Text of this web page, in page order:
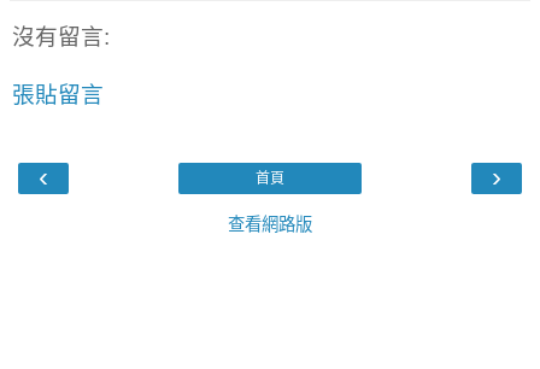
沒有留言:
張貼留言
‹ ›
首頁
查看網路版